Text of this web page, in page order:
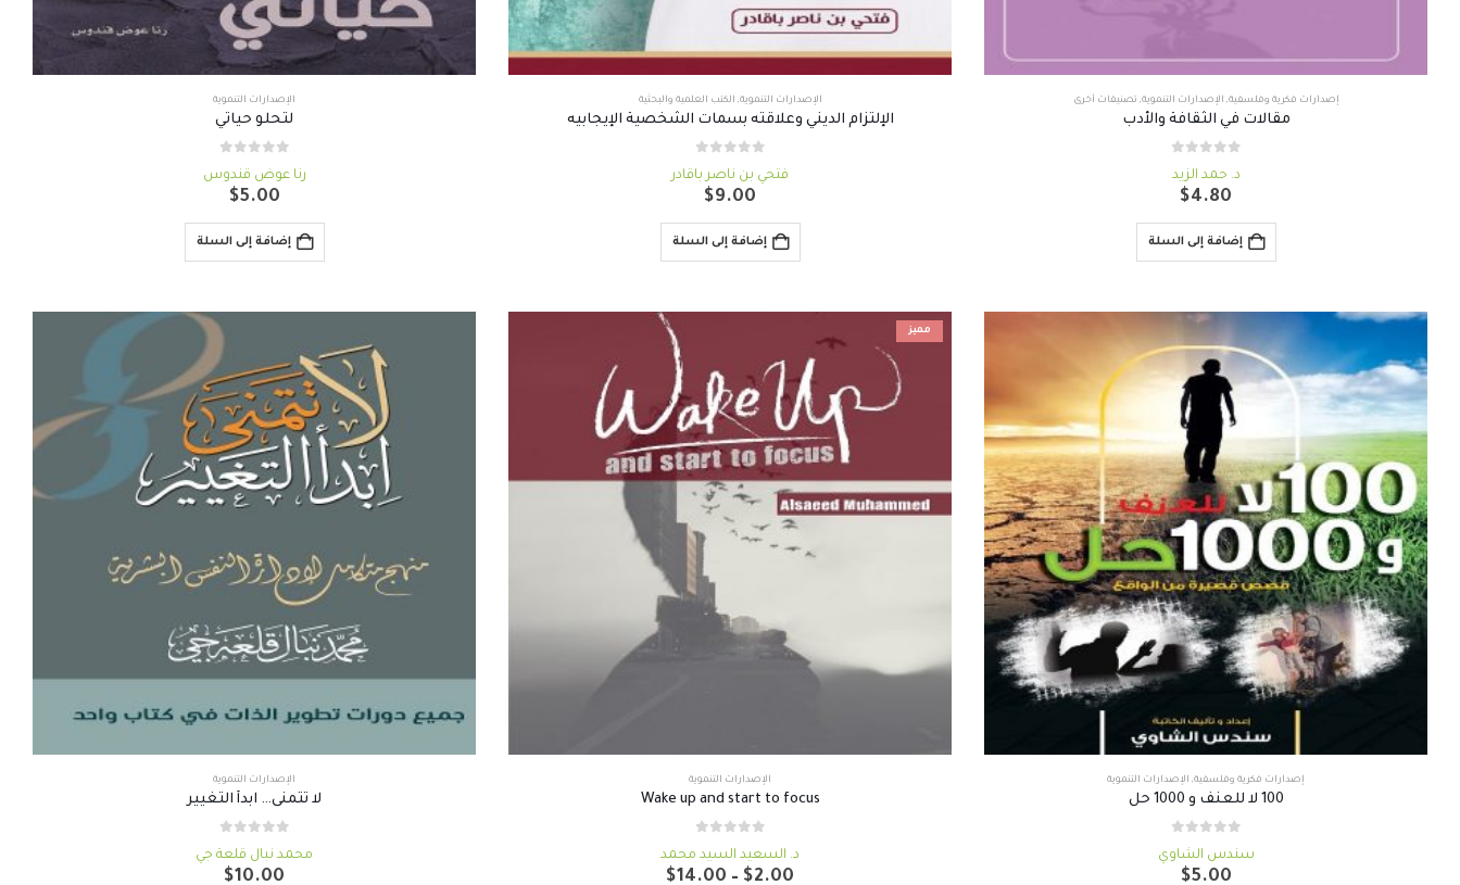
إصدارات فكرية وفلسفية, الإصدارات التنموية, تصنيفات أخرى
مقالات في الثقافة والأدب
د. حمد الزيد
$4.80
إضافة إلى السلة
الإصدارات التنموية, الكتب العلمية والبحثية
الإلتزام الديني وعلاقته بسمات الشخصية الإيجابيه
فتحي بن ناصر باقادر
$9.00
إضافة إلى السلة
الإصدارات التنموية
لتحلو حياتي
رنا عوض قندوس
$5.00
إضافة إلى السلة
إصدارات فكرية وفلسفية, الإصدارات التنموية
100 لا للعنف و 1000 حل
سندس الشاوي
$5.00
مميز
الإصدارات التنموية
Wake up and start to focus
د. السعيد السيد محمد
$2.00
–
$14.00 نطاق
الإصدارات التنموية
لا تتمنى… ابدأ التغيير
محمد نبال قلعة جي
$10.00